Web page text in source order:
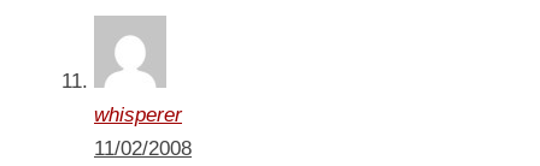
whisperer
11/02/2008